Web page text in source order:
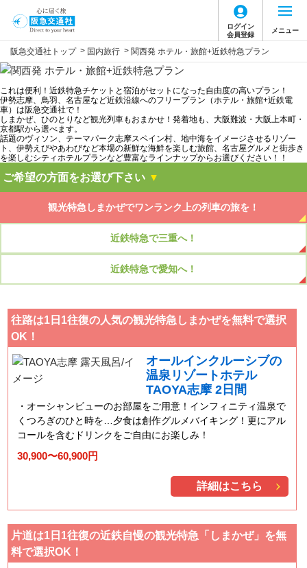
ログイン
会員登録
メニュー
阪急交通社トップ > 国内旅行 > 関西発 ホテル・旅館+近鉄特急プラン
これは便利！近鉄特急チケットと宿泊がセットになった自由度の高いプラン！
伊勢志摩、鳥羽、名古屋など近鉄沿線へのフリープラン（ホテル・旅館+近鉄電
車）は阪急交通社で！
しまかぜ、ひのとりなど観光列車もおまかせ！発着地も、大阪難波・大阪上本町・
京都駅から選べます。
話題のヴィソン、テーマパーク志摩スペイン村、地中海をイメージさせるリゾー
ト、伊勢えびやあわびなど本場の新鮮な海鮮を楽しむ旅館、名古屋グルメと街歩き
を楽しむシティホテルプランなど豊富なラインナップからお選びください！！
ご希望の方面をお選び下さい ▼
観光特急しまかぜでワンランク上の列車の旅を！
近鉄特急で三重へ！
近鉄特急で愛知へ！
往路は1日1往復の人気の観光特急しまかぜを無料で選択
OK！
オールインクルーシブの
温泉リゾートホテル
TAOYA志摩 2日間
オーシャンビューのお部屋をご用意！インフィニティ温泉で
くつろぎのひと時を…夕食は創作グルメバイキング！更にアル
コールを含むドリンクをご自由にお楽しみ！
30,900〜60,900円
詳細はこちら
片道は1日1往復の近鉄自慢の観光特急「しまかぜ」を無
料で選択OK！